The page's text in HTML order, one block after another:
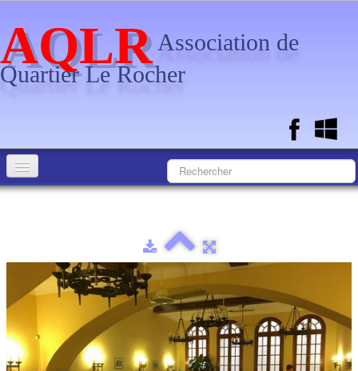
AQLR Association de
Quartier Le Rocher
Documents
L'Association
Photos